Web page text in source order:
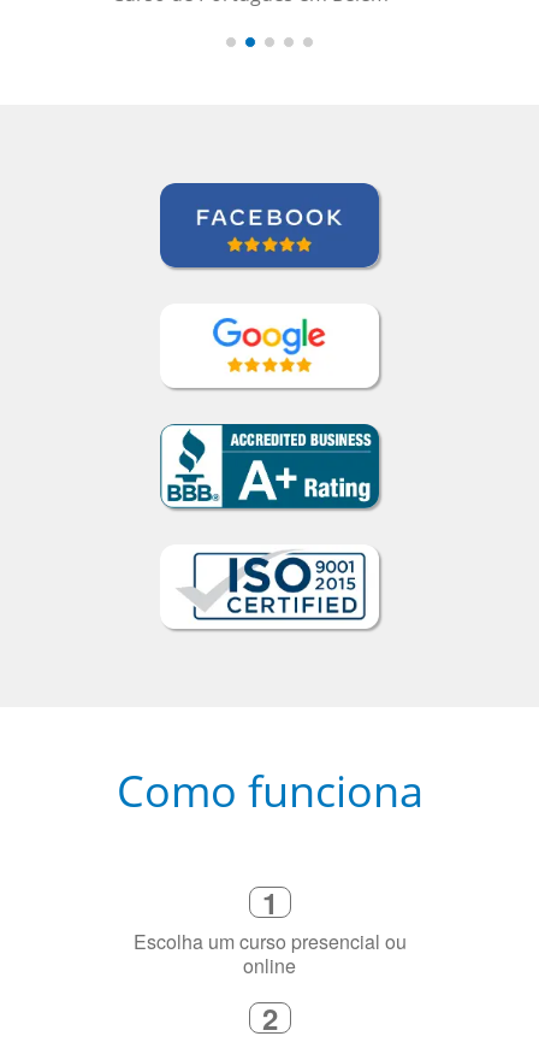
Como funciona
1
Escolha um curso presencial ou
online
2